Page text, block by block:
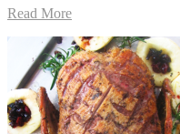
Read More